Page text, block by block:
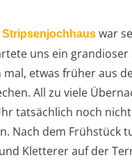
Stripsenjochhaus war
uns ein grandioser
etwas früher aus
All zu viele
tatsächlich noch
Nach dem Frühstück
Kletterer auf der